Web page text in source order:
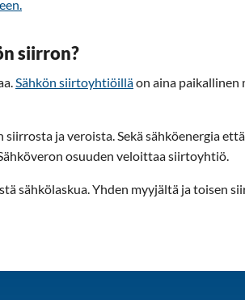
siirron?
Sähkön siirtoyhtiöilläon aina paikallinen
ja veroista. Sekä sähköenergia
osuuden veloittaa siirtoyhtiö.
sähkölaskua. Yhden myyjältä ja toisen